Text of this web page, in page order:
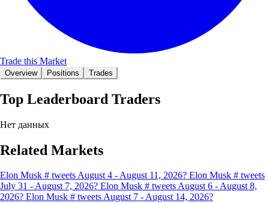
Trade this Market
Overview Positions Trades
Top Leaderboard Traders
Нет данных
Related Markets
Elon Musk # tweets August 4 - August 11, 2026? Elon Musk # tweets
July 31 - August 7, 2026? Elon Musk # tweets August 6 - August 8,
2026? Elon Musk # tweets August 7 - August 14, 2026?